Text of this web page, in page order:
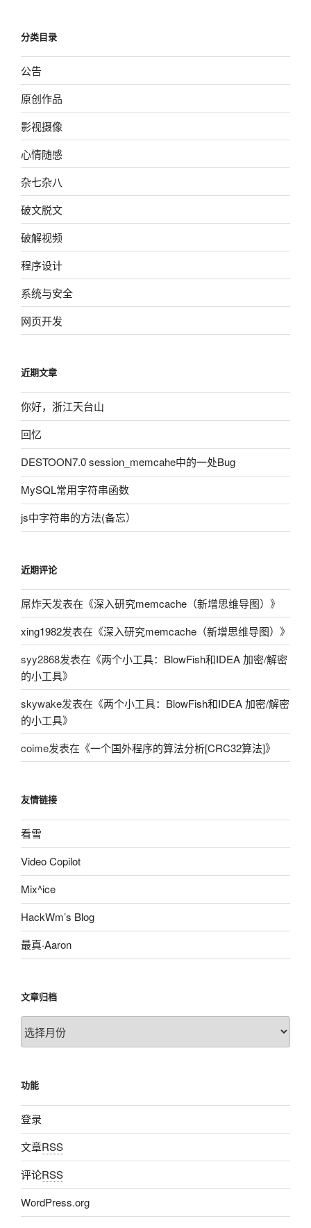
分类目录
公告
原创作品
影视摄像
心情随感
杂七杂八
破文脱文
破解视频
程序设计
系统与安全
网页开发
近期文章
你好，浙江天台山
回忆
DESTOON7.0 session_memcahe中的一处Bug
MySQL常用字符串函数
js中字符串的方法(备忘）
近期评论
屌炸天发表在《深入研究memcache（新增思维导图） 》
xing1982发表在《深入研究memcache（新增思维导图） 》
syy2868发表在《两个小工具：BlowFish和IDEA 加密/解密
的小工具》
skywake发表在《两个小工具：BlowFish和IDEA 加密/解密
的小工具》
coime发表在《一个国外程序的算法分析[CRC32算法]》
友情链接
看雪
Video Copilot
Mix^ice
HackWm’s Blog
最真·Aaron
文章归档
文
章
功能
登录
文章RSS
评论RSS
WordPress.org